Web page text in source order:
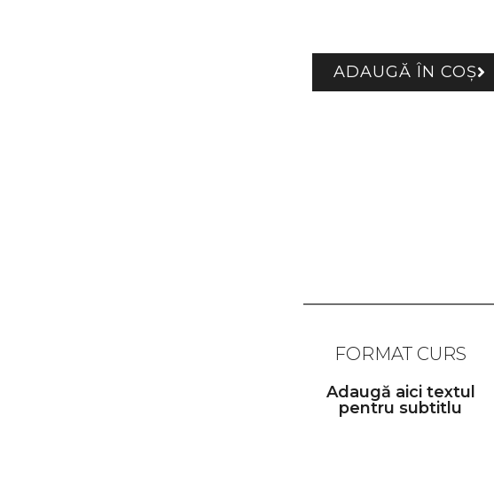
ADAUGĂ ÎN COȘ
FORMAT CURS
Adaugă aici textul
pentru subtitlu